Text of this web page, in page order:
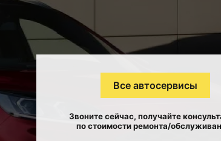
Все автосервисы
Звоните сейчас, получайте
по стоимости ремонта/